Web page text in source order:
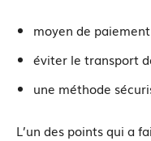
moyen de
éviter le transport
une méthode
L’un des points qui a